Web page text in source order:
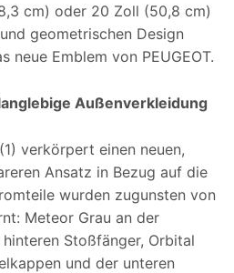
cm) oder 20 Zoll (50,8 cm)
geometrischen Design
neue Emblem von PEUGEOT.
Außenverkleidung
verkörpert einen neuen,
Ansatz in Bezug auf die
wurden zugunsten von
Meteor Grau an der
Stoßfänger, Orbital
und der unteren